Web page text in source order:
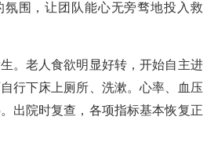
氛围，让团队能心无旁骛地投入救
。老人食欲明显好转，开始自主进
行下床上厕所、洗漱。心率、血压
出院时复查，各项指标基本恢复正